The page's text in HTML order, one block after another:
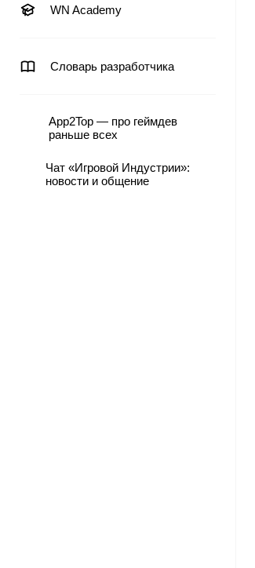
WN Academy
Словарь разработчика
App2Top — про геймдев
раньше всех
Чат «Игровой Индустрии»:
новости и общение